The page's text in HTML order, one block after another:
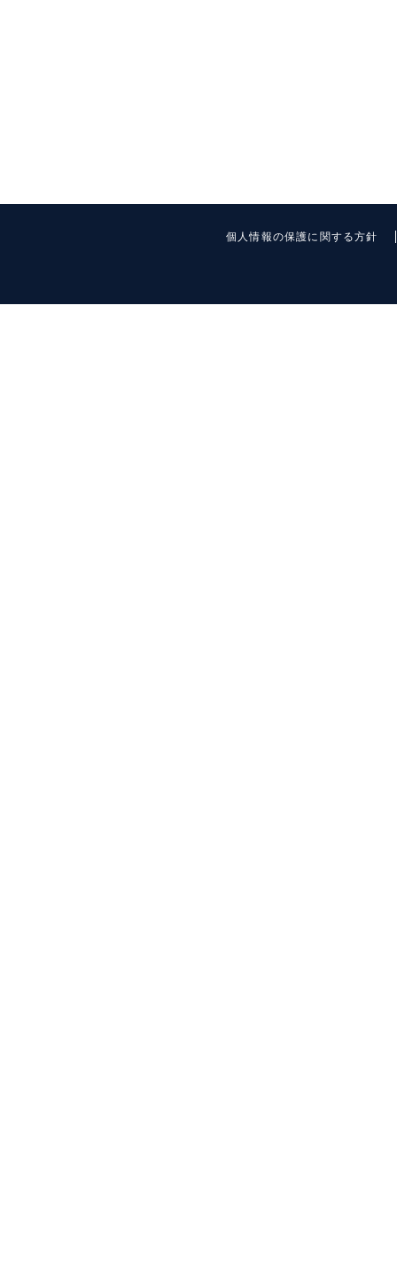
個人情報の保護に関する方針